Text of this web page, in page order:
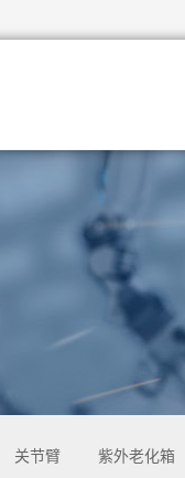
关节臂 紫外老化箱